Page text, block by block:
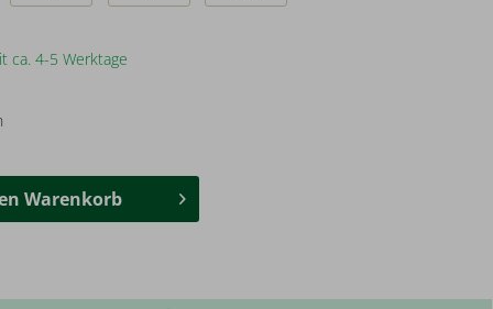
ca. 4-5 Werktage
Warenkorb